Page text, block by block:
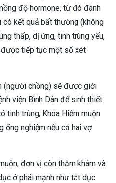
độ hormone, từ đó đánh
có kết quả bất thường (không
thấp, dị ứng, tinh trùng yếu,
được tiếp tục một số xét
(người chồng) sẽ được giới
viện Bình Dân để sinh thiết
tinh trùng, Khoa Hiếm muộn
ống nghiệm nếu cả hai vợ
đơn vị còn thăm khám và
ở phái mạnh như tắt dục